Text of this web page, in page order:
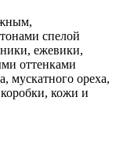
спелой
ежевики,
оттенками
мускатного ореха,
кожи и